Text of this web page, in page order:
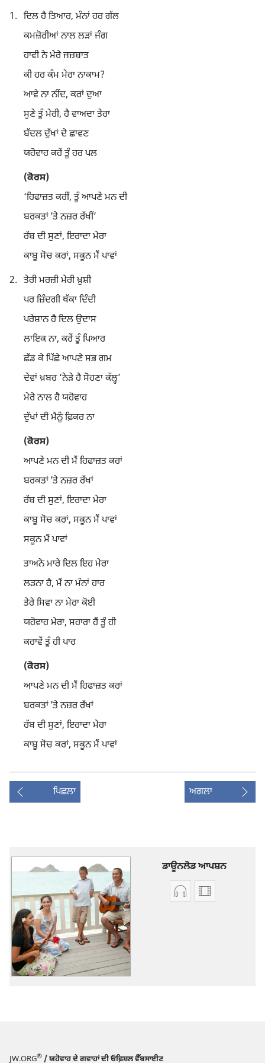
1. ਦਿਲ ਹੈ ਤਿਆਰ, ਮੰਨਾਂ ਹਰ ਗੱਲ
ਕਮਜ਼ੋਰੀਆਂ ਨਾਲ ਲੜਾਂ ਜੰਗ
ਹਾਵੀ ਨੇ ਮੇਰੇ ਜਜ਼ਬਾਤ
ਕੀ ਹਰ ਕੰਮ ਮੇਰਾ ਨਾਕਾਮ?
ਆਵੇ ਨਾ ਨੀਂਦ, ਕਰਾਂ ਦੁਆ
ਸੁਣੇ ਤੂੰ ਮੇਰੀ, ਹੈ ਵਾਅਦਾ ਤੇਰਾ
ਬੱਦਲ ਦੁੱਖਾਂ ਦੇ ਛਾਵਣ
ਯਹੋਵਾਹ ਕਹੇਂ ਤੂੰ ਹਰ ਪਲ
(ਕੋਰਸ)
‘ਹਿਫਾਜ਼ਤ ਕਰੀਂ, ਤੂੰ ਆਪਣੇ ਮਨ ਦੀ
ਬਰਕਤਾਂ ʼਤੇ ਨਜ਼ਰ ਰੱਖੀਂ’
ਰੱਬ ਦੀ ਸੁਣਾਂ, ਇਰਾਦਾ ਮੇਰਾ
ਕਾਬੂ ਸੋਚ ਕਰਾਂ, ਸਕੂਨ ਮੈਂ ਪਾਵਾਂ
2. ਤੇਰੀ ਮਰਜ਼ੀ ਮੇਰੀ ਖ਼ੁਸ਼ੀ
ਪਰ ਜ਼ਿੰਦਗੀ ਥੱਕਾ ਦਿੰਦੀ
ਪਰੇਸ਼ਾਨ ਹੈ ਦਿਲ ਉਦਾਸ
ਲਾਇਕ ਨਾ, ਕਰੇਂ ਤੂੰ ਪਿਆਰ
ਛੱਡ ਕੇ ਪਿੱਛੇ ਆਪਣੇ ਸਭ ਗਮ
ਦੇਵਾਂ ਖ਼ਬਰ ‘ਨੇੜੇ ਹੈ ਸੋਹਣਾ ਕੱਲ੍ਹ’
ਮੇਰੇ ਨਾਲ ਹੈ ਯਹੋਵਾਹ
ਦੁੱਖਾਂ ਦੀ ਮੈਨੂੰ ਫ਼ਿਕਰ ਨਾ
(ਕੋਰਸ)
ਆਪਣੇ ਮਨ ਦੀ ਮੈਂ ਹਿਫਾਜ਼ਤ ਕਰਾਂ
ਬਰਕਤਾਂ ʼਤੇ ਨਜ਼ਰ ਰੱਖਾਂ
ਰੱਬ ਦੀ ਸੁਣਾਂ, ਇਰਾਦਾ ਮੇਰਾ
ਕਾਬੂ ਸੋਚ ਕਰਾਂ, ਸਕੂਨ ਮੈਂ ਪਾਵਾਂ
ਸਕੂਨ ਮੈਂ ਪਾਵਾਂ
ਤਾਅਨੇ ਮਾਰੇ ਦਿਲ ਇਹ ਮੇਰਾ
ਲੜਨਾ ਹੈ, ਮੈਂ ਨਾ ਮੰਨਾਂ ਹਾਰ
ਤੇਰੇ ਸਿਵਾ ਨਾ ਮੇਰਾ ਕੋਈ
ਯਹੋਵਾਹ ਮੇਰਾ, ਸਹਾਰਾ ਹੈਂ ਤੂੰ ਹੀ
ਕਰਾਵੇਂ ਤੂੰ ਹੀ ਪਾਰ
(ਕੋਰਸ)
ਆਪਣੇ ਮਨ ਦੀ ਮੈਂ ਹਿਫਾਜ਼ਤ ਕਰਾਂ
ਬਰਕਤਾਂ ʼਤੇ ਨਜ਼ਰ ਰੱਖਾਂ
ਰੱਬ ਦੀ ਸੁਣਾਂ, ਇਰਾਦਾ ਮੇਰਾ
ਕਾਬੂ ਸੋਚ ਕਰਾਂ, ਸਕੂਨ ਮੈਂ ਪਾਵਾਂ
ਪਿਛਲਾ ਅਗਲਾ
ਡਾਊਨਲੋਡ ਆਪਸ਼ਨ
ਆਡੀਓਵੀਡੀਓ
JW.ORG® / ਯਹੋਵਾਹ ਦੇ ਗਵਾਹਾਂ ਦੀ ਓਫ਼ਿਸ਼ਲ ਵੈੱਬਸਾਈਟ